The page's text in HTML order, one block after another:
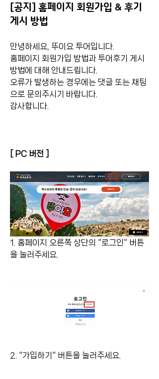
[공지] 홈페이지 회원가입 & 후기
게시 방법
안녕하세요, 뚜이요 투어입니다.
홈페이지 회원가입 방법과 투어후기 게시
방법에 대해 안내드립니다.
오류가 발생하는 경우에는 댓글 또는 채팅
으로 문의주시기 바랍니다.
감사합니다.
[ PC 버전 ]
1. 홈페이지 오른쪽 상단의 "로그인" 버튼
을 눌러주세요.
2. "가입하기" 버튼을 눌러주세요.